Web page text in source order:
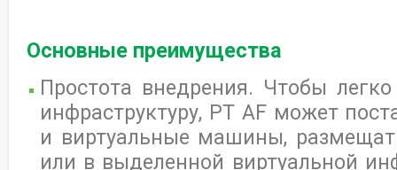
Основные преимущества
Простота внедрения. Чтобы
инфраструктуру, PT AF может
и виртуальные машины,
или в выделенной виртуальной